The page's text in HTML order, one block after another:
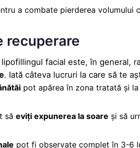
a combate pierderea volumului
recuperare
facial este, în general,
. Iată câteva lucruri la care să te
pot apărea în zona tratată și
săeviți expunerea la soare și să
pot fi observate complet în 3-6